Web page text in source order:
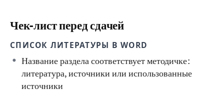
Чек-лист перед сдачей
СПИСОК ЛИТЕРАТУРЫ В WORD
Название раздела соответствует методичке:
литература, источники или использованные
источники